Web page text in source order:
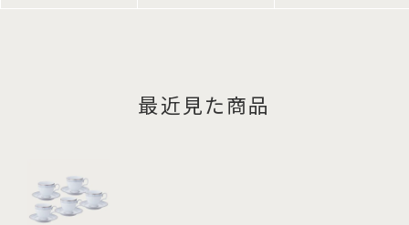
最近見た商品